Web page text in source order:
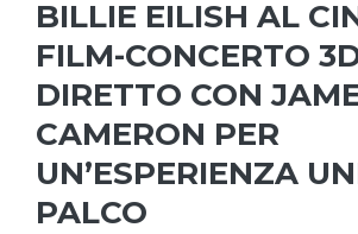
BILLIE EILISH AL
FILM-CONCERTO
DIRETTO CON
CAMERON PER
UN’ESPERIENZA
PALCO